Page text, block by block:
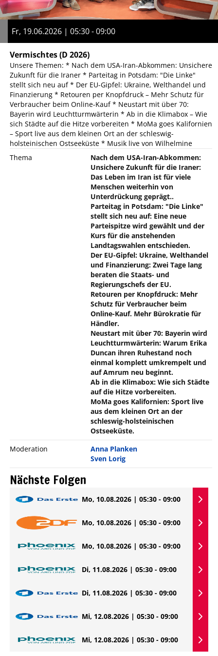
Fr, 19.06.2026 | 05:30 - 09:00
Vermischtes(D 2026)
Unsere Themen: * Nach dem USA-Iran-Abkommen: Unsichere
Zukunft für die Iraner * Parteitag in Potsdam: "Die Linke"
stellt sich neu auf * Der EU-Gipfel: Ukraine, Welthandel und
Finanzierung * Retouren per Knopfdruck – Mehr Schutz für
Verbraucher beim Online-Kauf * Neustart mit über 70:
Bayerin wird Leuchtturmwärterin * Ab in die Klimabox – Wie
sich Städte auf die Hitze vorbereiten * MoMa goes Kalifornien
– Sport live aus dem kleinen Ort an der schleswig-
holsteinischen Ostseeküste * Musik live von Wilhelmine
Thema
Nach dem USA-Iran-Abkommen:
Unsichere Zukunft für die Iraner:
Das Leben im Iran ist für viele
Menschen weiterhin von
Unterdrückung geprägt..
Parteitag in Potsdam: "Die Linke"
stellt sich neu auf: Eine neue
Parteispitze wird gewählt und der
Kurs für die anstehenden
Landtagswahlen entschieden.
Der EU-Gipfel: Ukraine, Welthandel
und Finanzierung: Zwei Tage lang
beraten die Staats- und
Regierungschefs der EU.
Retouren per Knopfdruck: Mehr
Schutz für Verbraucher beim
Online-Kauf. Mehr Bürokratie für
Händler.
Neustart mit über 70: Bayerin wird
Leuchtturmwärterin: Warum Erika
Duncan ihren Ruhestand noch
einmal komplett umkrempelt und
auf Amrum neu beginnt.
Ab in die Klimabox: Wie sich Städte
auf die Hitze vorbereiten.
MoMa goes Kalifornien: Sport live
aus dem kleinen Ort an der
schleswig-holsteinischen
Ostseeküste.
Moderation
Anna Planken
Sven Lorig
Nächste Folgen
Mo, 10.08.2026 | 05:30 - 09:00
Mo, 10.08.2026 | 05:30 - 09:00
Mo, 10.08.2026 | 05:30 - 09:00
Di, 11.08.2026 | 05:30 - 09:00
Di, 11.08.2026 | 05:30 - 09:00
Mi, 12.08.2026 | 05:30 - 09:00
Mi, 12.08.2026 | 05:30 - 09:00